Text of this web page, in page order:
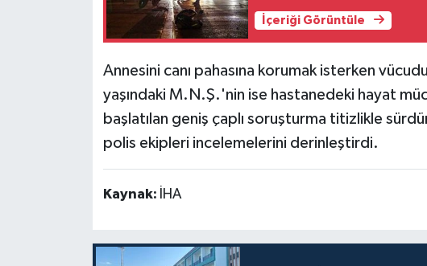
İçeriği Görüntüle
Annesini canı pahasına korumak isterken
yaşındaki M.N.Ş.'nin ise hastanedeki hayat
başlatılan geniş çaplı soruşturma titizlikle
polis ekipleri incelemelerini derinleştirdi.
Kaynak: İHA